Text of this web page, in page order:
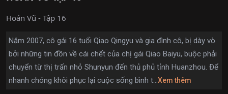
Hoán Vũ - Tập 16
Năm 2007, cô gái 16 tuổi Qiao Qingyu và gia đình cô, bị dày vò
bởi những tin đồn về cái chết của chị gái Qiao Baiyu, buộc phải
chuyển từ thị trấn nhỏ Shunyun đến thủ phủ tỉnh Huanzhou. Để
nhanh chóng khôi phục lại cuộc sống bình t...Xem thêm